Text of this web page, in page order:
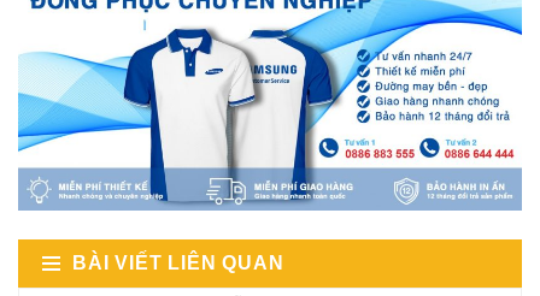
BÀI VIẾT LIÊN QUAN